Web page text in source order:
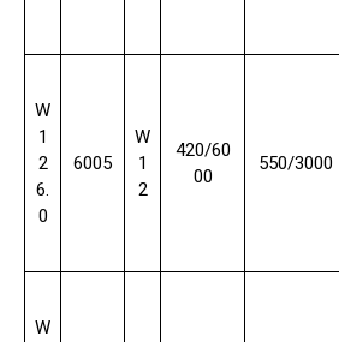
W
1
2
6.
0
6005
W
1
2
420/60
00
550/3000
W